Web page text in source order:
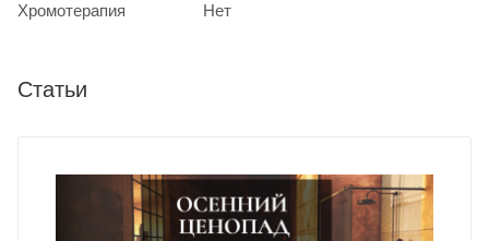
Хромотерапия
Нет
Статьи